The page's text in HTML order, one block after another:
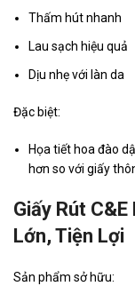
Thấm hút nhanh
Lau sạch hiệu quả
Dịu nhẹ với làn da
Đặc biệt:
Họa tiết hoa đào
hơn so với giấy
Giấy Rút
Lớn, Tiện Lợi
Sản phẩm sở hữu: